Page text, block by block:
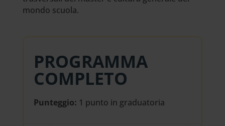
mondo scuola.
PROGRAMMA
COMPLETO
Punteggio: 1 punto in graduatoria